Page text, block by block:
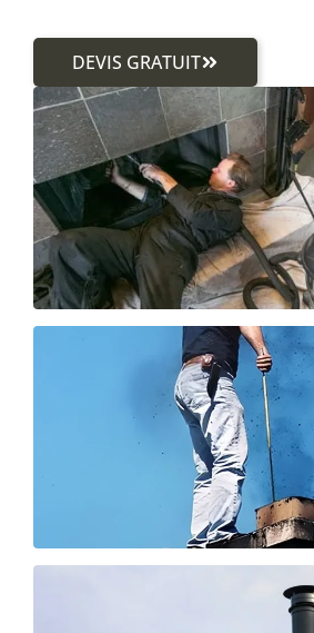
DEVIS GRATUIT